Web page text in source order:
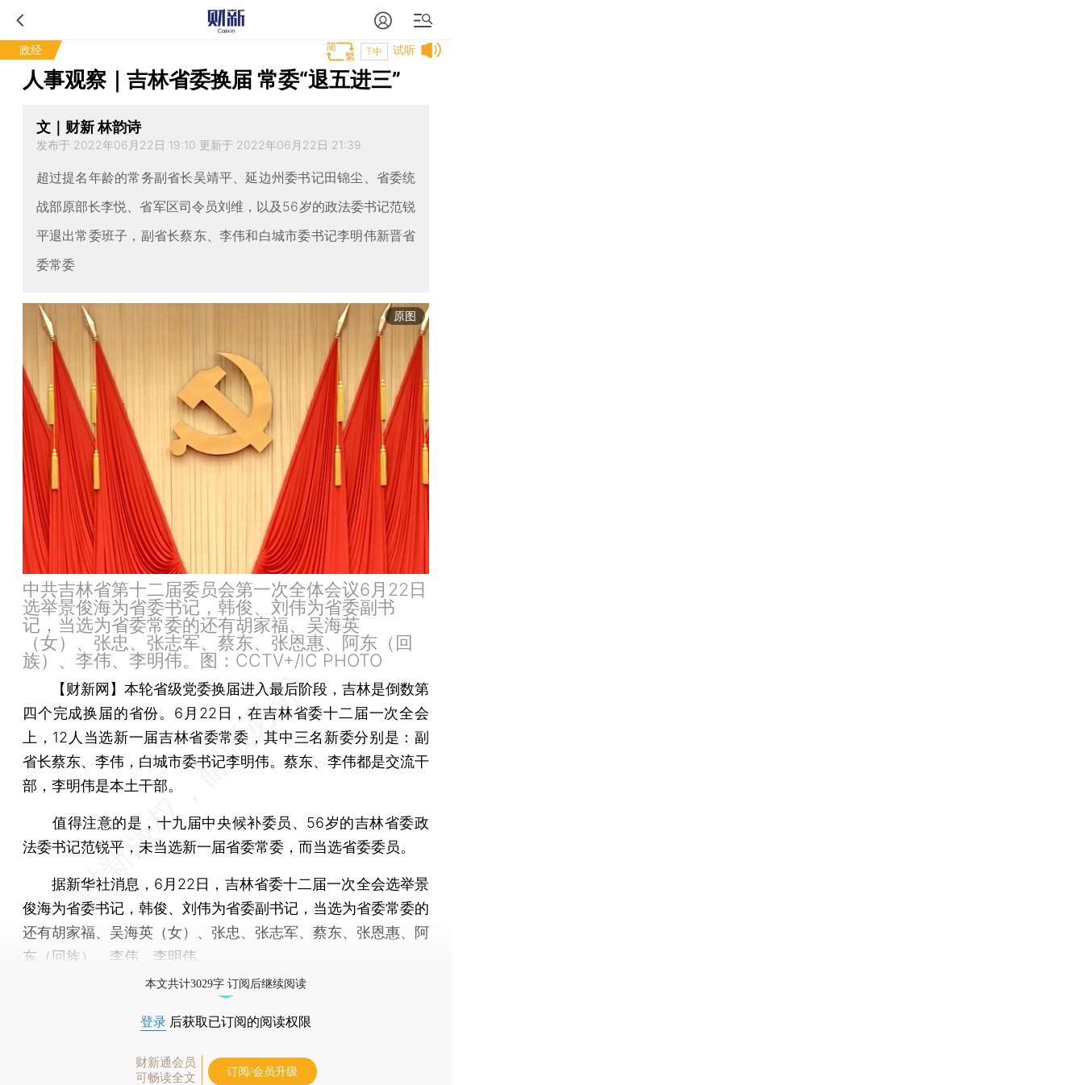
政经 试听
T中
人事观察｜吉林省委换届 常委“退五进三”
文｜财新 林韵诗
发布于 2022年06月22日 19:10 更新于 2022年06月22日 21:39
超过提名年龄的常务副省长吴靖平、延边州委书记田锦尘、省委统
战部原部长李悦、省军区司令员刘维，以及56岁的政法委书记范锐
平退出常委班子，副省长蔡东、李伟和白城市委书记李明伟新晋省
委常委
原图
中共吉林省第十二届委员会第一次全体会议6月22日
选举景俊海为省委书记，韩俊、刘伟为省委副书
记，当选为省委常委的还有胡家福、吴海英
（女）、张忠、张志军、蔡东、张恩惠、阿东（回
族）、李伟、李明伟。图：CCTV+/IC PHOTO
【财新网】 本轮省级党委换届进入最后阶段，吉林是倒数第
四个完成换届的省份。6月22日，在吉林省委十二届一次全会
上，12人当选新一届吉林省委常委，其中三名新委分别是：副
省长蔡东、李伟，白城市委书记李明伟。蔡东、李伟都是交流干
部，李明伟是本土干部。
值得注意的是，十九届中央候补委员、56岁的吉林省委政
法委书记范锐平，未当选新一届省委常委，而当选省委委员。
据新华社消息，6月22日，吉林省委十二届一次全会选举景
俊海为省委书记，韩俊、刘伟为省委副书记，当选为省委常委的
还有胡家福、吴海英（女）、张忠、张志军、蔡东、张恩惠、阿
东（回族）、李伟、李明伟。
本文共计3029字 订阅后继续阅读
登录 后获取已订阅的阅读权限
财新通会员
可畅读全文
订阅/会员升级